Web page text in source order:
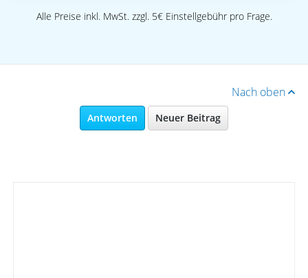
Alle Preise inkl. MwSt. zzgl. 5€ Einstellgebühr pro Frage.
Nach oben
Antworten Neuer Beitrag